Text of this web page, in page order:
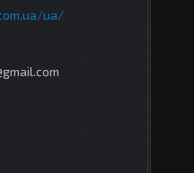
ua/